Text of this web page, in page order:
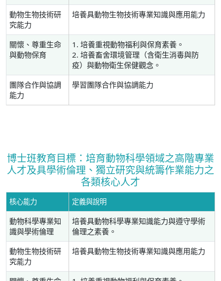
動物生物技術研
究能力
培養具動物生物技術專業知識與應用能力
關懷、尊重生命
與動物保育
1. 培養重視動物福利與保育素養。
2. 培養畜舍環境管理（含衛生消毒與防
疫）與動物衛生保健觀念。
團隊合作與協調
能力
學習團隊合作與協調能力
博士班教育目標：培育動物科學領域之高階專業
人才及具學術倫理、獨立研究與統籌作業能力之
各類核心人才
核心能力 定義與說明
動物科學專業知
識與學術倫理
培養具動物科學專業知識能力與遵守學術
倫理之素養。
動物生物技術研
究能力
培養具動物生物技術專業知識與應用能力